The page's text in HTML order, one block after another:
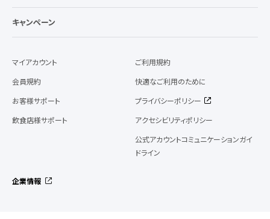
キャンペーン
マイアカウント
会員規約
お客様サポート
飲食店様サポート
ご利用規約
快適なご利用のために
プライバシーポリシー
アクセシビリティポリシー
公式アカウントコミュニケーションガイ
ドライン
企業情報